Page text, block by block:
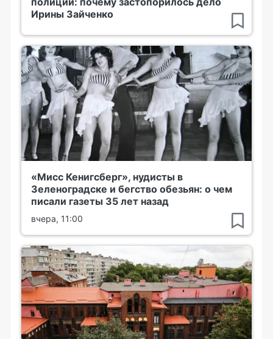
Ирины Зайченко
«Мисс Кенигсберг», нудисты в
Зеленоградске и бегство обезьян: о чем
писали газеты 35 лет назад
вчера, 11:00